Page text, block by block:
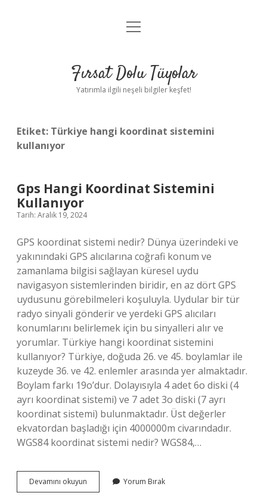
Gizlilik Politikası
Yasal Uyarı
menüyü
Fırsat Dolu Tüyolar
Yatırımla ilgili neşeli bilgiler keşfet!
Etiket: Türkiye hangi koordinat sistemini
kullanıyor
Gps Hangi Koordinat Sistemini
Kullanıyor
Tarih: Aralık 19, 2024
GPS koordinat sistemi nedir? Dünya üzerindeki ve
yakınındaki GPS alıcılarına coğrafi konum ve
zamanlama bilgisi sağlayan küresel uydu
navigasyon sistemlerinden biridir, en az dört GPS
uydusunu görebilmeleri koşuluyla. Uydular bir tür
radyo sinyali gönderir ve yerdeki GPS alıcıları
konumlarını belirlemek için bu sinyalleri alır ve
yorumlar. Türkiye hangi koordinat sistemini
kullanıyor? Türkiye, doğuda 26. ve 45. boylamlar ile
kuzeyde 36. ve 42. enlemler arasında yer almaktadır.
Boylam farkı 19o’dur. Dolayısıyla 4 adet 6o diski (4
ayrı koordinat sistemi) ve 7 adet 3o diski (7 ayrı
koordinat sistemi) bulunmaktadır. Üst değerler
ekvatordan başladığı için 4000000m civarındadır.
WGS84 koordinat sistemi nedir? WGS84,…
Devamını okuyun
Hangi
Yorum Bırak